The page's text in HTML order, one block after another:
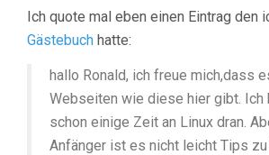
Ich quote mal eben einen Eintrag den
Gästebuch hatte:
hallo Ronald, ich freue mich,dass
Webseiten wie diese hier gibt. Ich
schon einige Zeit an Linux dran.
Anfänger ist es nicht leicht Tips